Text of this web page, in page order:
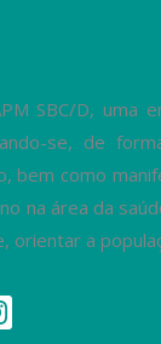
SBC/D, uma
se, de
bem como
na área da
orientar a